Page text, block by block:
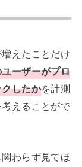
えたことだけ
ーザーがプロ
したかを計測
えることがで
わらず見てほ